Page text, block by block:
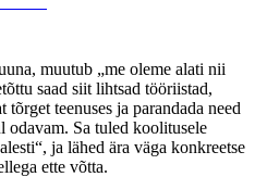
muutub „me oleme alati nii
saad siit lihtsad tööriistad,
teenuses ja parandada need
Sa tuled koolitusele
ja lähed ära väga konkreetse
ette võtta.